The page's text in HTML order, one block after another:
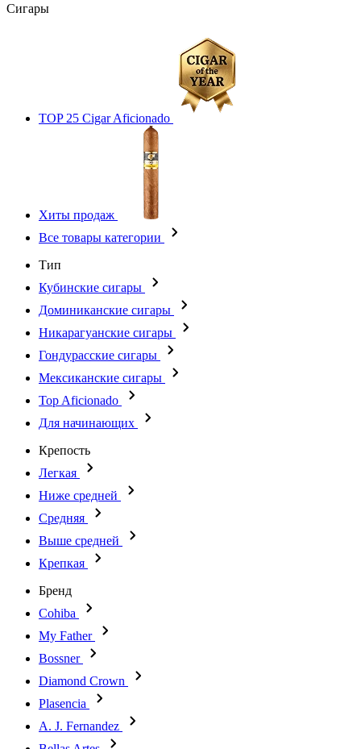
Сигары
TOP 25 Cigar Aficionado
Хиты продаж
Все товары категории
Тип
Кубинские сигары
Доминиканские сигары
Никарагуанские сигары
Гондурасские сигары
Мексиканские сигары
Top Aficionado
Для начинающих
Крепость
Легкая
Ниже средней
Средняя
Выше средней
Крепкая
Бренд
Cohiba
My Father
Bossner
Diamond Crown
Plasencia
A. J. Fernandez